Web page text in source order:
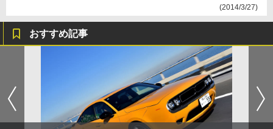
(2014/3/27)
おすすめ記事